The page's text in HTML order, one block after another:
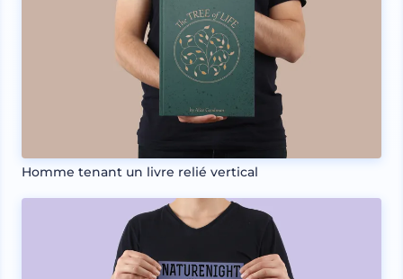
Homme tenant un livre relié vertical